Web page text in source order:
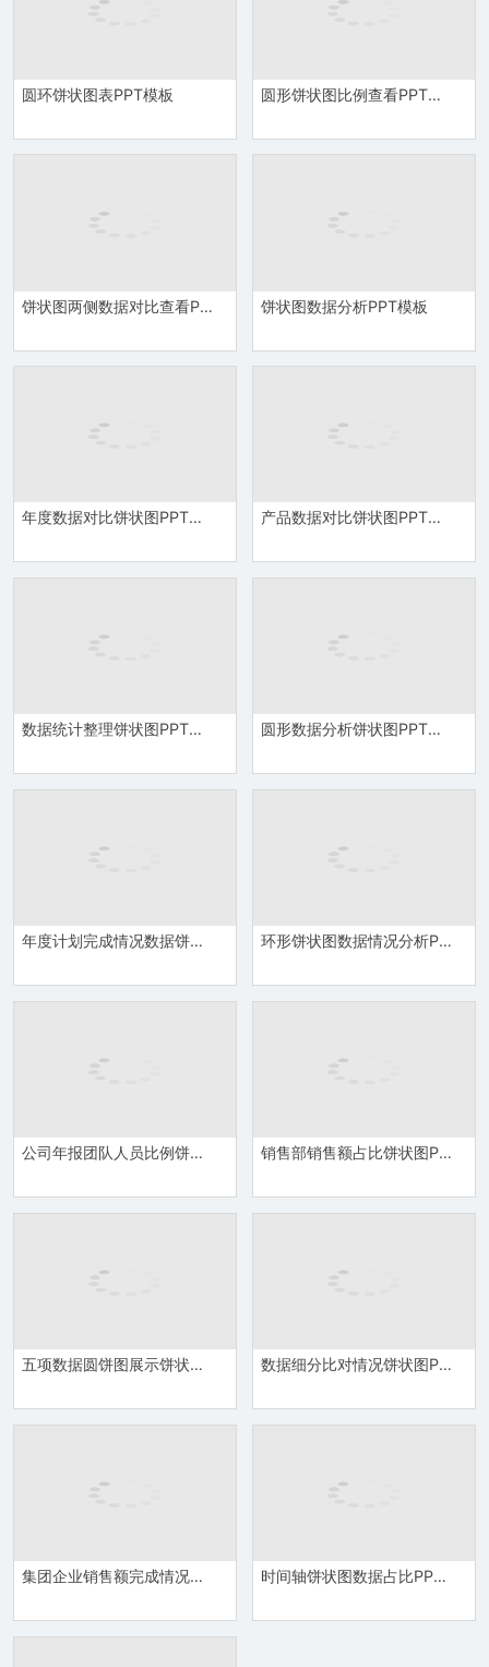
圆环饼状图表PPT模板 圆形饼状图比例查看PPT模板
饼状图两侧数据对比查看PPT模板 饼状图数据分析PPT模板
年度数据对比饼状图PPT模板 产品数据对比饼状图PPT模板
数据统计整理饼状图PPT模板 圆形数据分析饼状图PPT模板
年度计划完成情况数据饼状图PPT模板 环形饼状图数据情况分析PPT模板
公司年报团队人员比例饼状图PPT模板 销售部销售额占比饼状图PPT模板
五项数据圆饼图展示饼状图PPT模板 数据细分比对情况饼状图PPT模板
集团企业销售额完成情况饼状图PPT模板 时间轴饼状图数据占比PPT图表